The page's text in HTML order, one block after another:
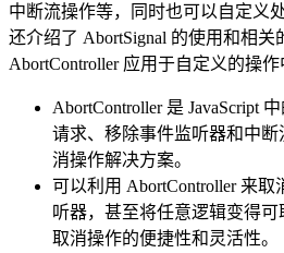
中断流操作等，同时也可以自定义
还介绍了 AbortSignal 的使用和相
AbortController 应用于自定义的操作
AbortController 是 JavaScript
请求、移除事件监听器和中
消操作解决方案。
可以利用 AbortController 来
听器，甚至将任意逻辑变得
取消操作的便捷性和灵活性。